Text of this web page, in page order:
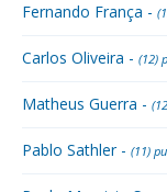
Fernando França -
Carlos Oliveira - (12)
Matheus Guerra -
Pablo Sathler - (11)